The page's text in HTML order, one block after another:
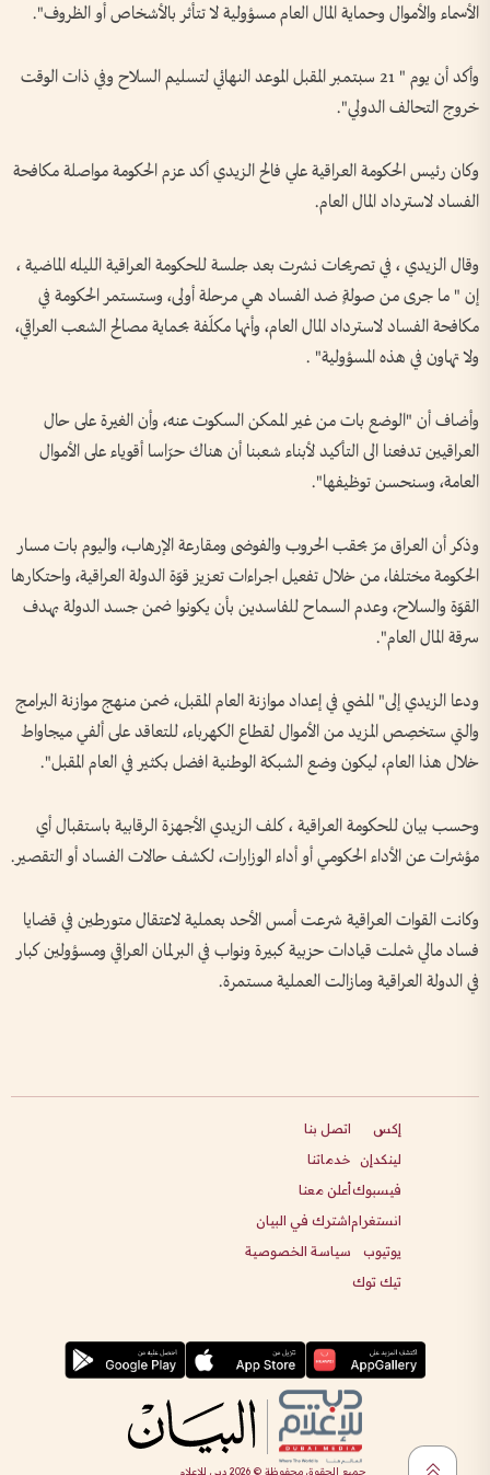
الأسماء والأموال وحماية المال العام مسؤولية لا تتأثر بالأشخاص أو الظروف".
وأكد أن يوم " 21 سبتمبر المقبل الموعد النهائي لتسليم السلاح وفي ذات الوقت
خروج التحالف الدولي".
وكان رئيس الحكومة العراقية علي فالح الزيدي أكد عزم الحكومة مواصلة مكافحة
الفساد لاسترداد المال العام.
وقال الزيدي ، في تصريحات نشرت بعد جلسة للحكومة العراقية الليله الماضية ،
إن " ما جرى من صولةٍ ضد الفساد هي مرحلة أولى، وستستمر الحكومة في
مكافحة الفساد لاسترداد المال العام، وأنها مكلّفة بحماية مصالح الشعب العراقي،
ولا تهاون في هذه المسؤولية" .
وأضاف أن "الوضع بات من غير الممكن السكوت عنه، وأن الغيرة على حال
العراقيين تدفعنا الى التأكيد لأبناء شعبنا أن هناك حرّاسا أقوياء على الأموال
العامة، وسنحسن توظيفها".
وذكر أن العراق مرّ بحقب الحروب والفوضى ومقارعة الإرهاب، واليوم بات مسار
الحكومة مختلفا، من خلال تفعيل اجراءات تعزيز قوّة الدولة العراقية، واحتكارها
القوّة والسلاح، وعدم السماح للفاسدين بأن يكونوا ضمن جسد الدولة بهدف
سرقة المال العام".
ودعا الزيدي إلى" المضي في إعداد موازنة العام المقبل، ضمن منهج موازنة البرامج
والتي ستخصِص المزيد من الأموال لقطاع الكهرباء، للتعاقد على ألفي ميجاواط
خلال هذا العام، ليكون وضع الشبكة الوطنية افضل بكثير في العام المقبل".
وحسب بيان للحكومة العراقية ، كلف الزيدي الأجهزة الرقابية باستقبال أي
مؤشرات عن الأداء الحكومي أو أداء الوزارات، لكشف حالات الفساد أو التقصير.
وكانت القوات العراقية شرعت أمس الأحد بعملية لاعتقال متورطين في قضايا
فساد مالي شملت قيادات حزبية كبيرة ونواب في البرلمان العراقي ومسؤولين كبار
في الدولة العراقية ومازالت العملية مستمرة.
إكس
لينكدإن
فيسبوك
انستغرام
يوتيوب
تيك توك
اتصل بنا
خدماتنا
أعلن معنا
اشترك في البيان
سياسة الخصوصية
جميع الحقوق محفوظة ©2026 دبي للإعلام